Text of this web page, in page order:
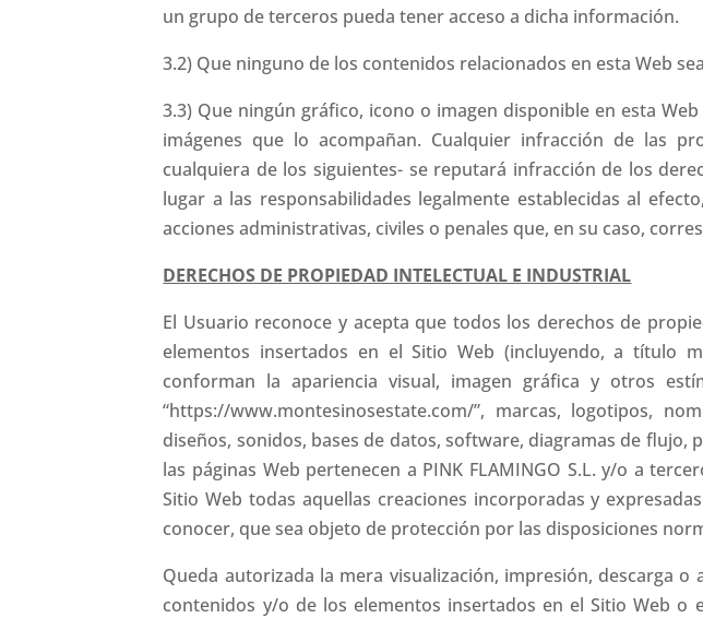
un grupo de terceros pueda tener acceso a dicha información.
3.2) Que ninguno de los contenidos relacionados en esta Web
3.3) Que ningún gráfico, icono o imagen disponible en esta
imágenes que lo acompañan. Cualquier infracción de las
cualquiera de los siguientes- se reputará infracción de los
lugar a las responsabilidades legalmente establecidas al
acciones administrativas, civiles o penales que, en su caso,
DERECHOS DE PROPIEDAD INTELECTUAL E INDUSTRIAL
El Usuario reconoce y acepta que todos los derechos de
elementos insertados en el Sitio Web (incluyendo, a título
conforman la apariencia visual, imagen gráfica y otros
“https://www.montesinosestate.com/”, marcas, logotipos,
diseños, sonidos, bases de datos, software, diagramas de
las páginas Web pertenecen a PINK FLAMINGO S.L. y/o a
Sitio Web todas aquellas creaciones incorporadas y
conocer, que sea objeto de protección por las disposiciones
Queda autorizada la mera visualización, impresión, descarga
contenidos y/o de los elementos insertados en el Sitio Web